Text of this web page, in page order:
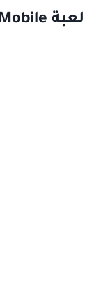
لعبة Apex Legends Mobile